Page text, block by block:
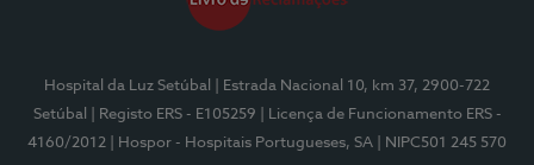
Hospital da Luz Setúbal
| Estrada Nacional 10, km 37, 2900-722
Setúbal
| Registo ERS - E105259
| Licença de Funcionamento ERS -
4160/2012
| Hospor - Hospitais Portugueses, SA | NIPC501 245 570